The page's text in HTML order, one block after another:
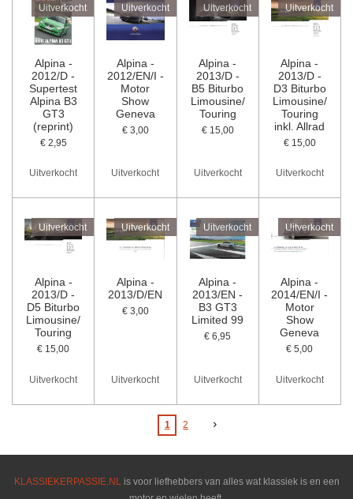
Uitverkocht
Alpina -
2012/D -
Supertest
Alpina B3
GT3
(reprint)
€ 2,95
Uitverkocht
Uitverkocht
Alpina -
2012/EN/I -
Motor
Show
Geneva
€ 3,00
Uitverkocht
Uitverkocht
Alpina -
2013/D -
B5 Biturbo
Limousine/
Touring
€ 15,00
Uitverkocht
Uitverkocht
Alpina -
2013/D -
D3 Biturbo
Limousine/
Touring
inkl. Allrad
€ 15,00
Uitverkocht
Uitverkocht
Alpina -
2013/D -
D5 Biturbo
Limousine/
Touring
€ 15,00
Uitverkocht
Uitverkocht
Alpina -
2013/D/EN
€ 3,00
Uitverkocht
Uitverkocht
Alpina -
2013/EN -
B3 GT3
Limited 99
€ 6,95
Uitverkocht
Uitverkocht
Alpina -
2014/EN/I -
Motor
Show
Geneva
€ 5,00
Uitverkocht
1 2
KLASSIEKERPASSIE.NL
is voor liefhebbers van alles wat klassiek is en een